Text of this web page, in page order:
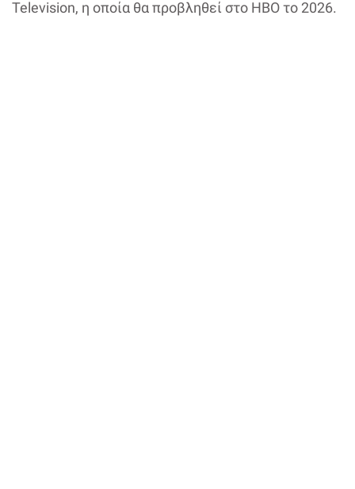
Television, η οποία θα προβληθεί στο HBO το 2026.